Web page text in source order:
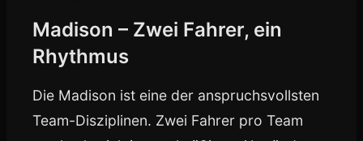
Madison – Zwei Fahrer, ein
Rhythmus
Die Madison ist eine der anspruchsvollsten
Team-Disziplinen. Zwei Fahrer pro Team